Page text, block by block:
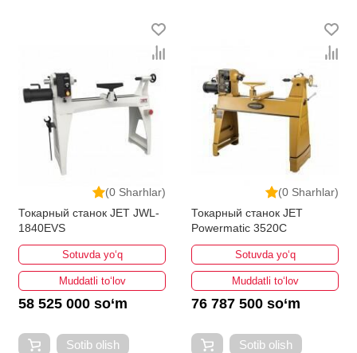
(0 Sharhlar)
Токарный станок JET JWL-
1840EVS
Sotuvda yo‘q
Muddatli to‘lov
58 525 000 so‘m
Sotib olish
(0 Sharhlar)
Токарный станок JET
Powermatic 3520C
Sotuvda yo‘q
Muddatli to‘lov
76 787 500 so‘m
Sotib olish